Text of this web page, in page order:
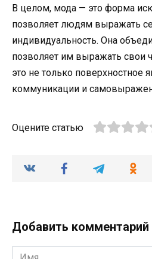
В целом, мода — это форма
позволяет людям выражать
индивидуальность. Она
позволяет им выражать свои
это не только поверхностное
коммуникации и
Оцените статью
Добавить комментарий
Имя